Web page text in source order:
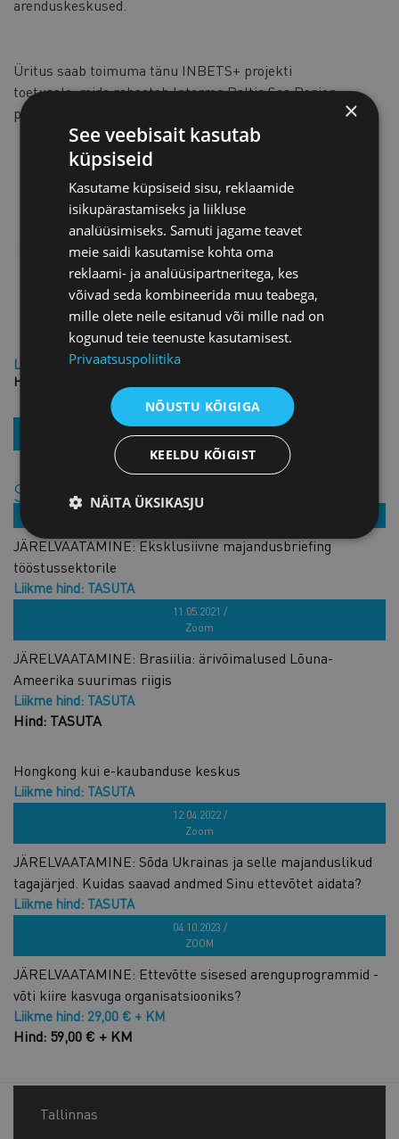
arenduskeskused.
Üritus saab toimuma tänu INBETS+ projekti
toetusele, mida rahastab Interreg Baltic Sea Region
programm.
Liikme hind: TASUTA
Hind: TASUTA
Sarnased tooted
26.05.2020 /
JÄRELVAATAMINE: Eksklusiivne majandusbriefing
tööstussektorile
Liikme hind: TASUTA
11.05.2021 /
Zoom
JÄRELVAATAMINE: Brasiilia: ärivõimalused Lõuna-
Ameerika suurimas riigis
Liikme hind: TASUTA
Hind: TASUTA
Hongkong kui e-kaubanduse keskus
Liikme hind: TASUTA
12.04.2022 /
Zoom
JÄRELVAATAMINE: Sõda Ukrainas ja selle majanduslikud
tagajärjed. Kuidas saavad andmed Sinu ettevõtet aidata?
Liikme hind: TASUTA
04.10.2023 /
ZOOM
JÄRELVAATAMINE: Ettevõtte sisesed arenguprogrammid -
võti kiire kasvuga organisatsiooniks?
Liikme hind: 29,00 € + KM
Hind: 59,00 € + KM
Tallinnas
×
See veebisait kasutab
küpsiseid
Kasutame küpsiseid sisu, reklaamide
isikupärastamiseks ja liikluse
analüüsimiseks. Samuti jagame teavet
meie saidi kasutamise kohta oma
reklaami- ja analüüsipartneritega, kes
võivad seda kombineerida muu teabega,
mille olete neile esitanud või mille nad on
kogunud teie teenuste kasutamisest.
Privaatsuspoliitika
NÕUSTU KÕIGIGA
KEELDU KÕIGIST
NÄITA ÜKSIKASJU